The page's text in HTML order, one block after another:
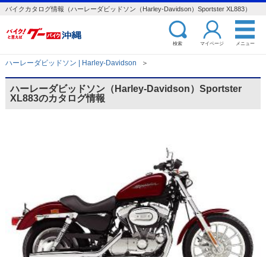
バイクカタログ情報（ハーレーダビッドソン（Harley-Davidson）Sportster XL883）
検索 マイページ メニュー
ハーレーダビッドソン | Harley-Davidson ＞
ハーレーダビッドソン（Harley-Davidson）Sportster
XL883のカタログ情報